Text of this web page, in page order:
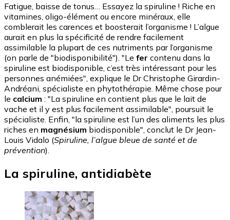
Fatigue, baisse de tonus… Essayez la spiruline ! Riche en
vitamines, oligo-élément ou encore minéraux, elle
comblerait les carences et boosterait l’organisme ! L’algue
aurait en plus la spécificité de rendre facilement
assimilable la plupart de ces nutriments par l’organisme
(on parle de "biodisponibilité"). "Le fer contenu dans la
spiruline est biodisponible, c’est très intéressant pour les
personnes anémiées", explique le Dr Christophe Girardin-
Andréani, spécialiste en phytothérapie. Même chose pour
le calcium : "La spiruline en contient plus que le lait de
vache et il y est plus facilement assimilable", poursuit le
spécialiste. Enfin, "la spiruline est l’un des aliments les plus
riches en magnésium biodisponible", conclut le Dr Jean-
Louis Vidalo (Spiruline, l’algue bleue de santé et de
prévention).
La spiruline, antidiabète